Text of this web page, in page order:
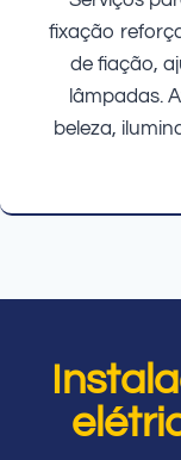
fixação
de fiação,
lâmpadas.
beleza,